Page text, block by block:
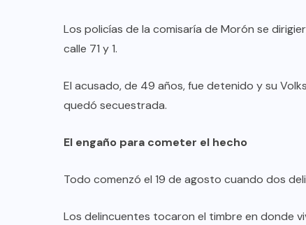
Los policías de la comisaría de Morón se
calle 71 y 1.
El acusado, de 49 años, fue detenido y su
quedó secuestrada.
El engaño para cometer el hecho
Todo comenzó el 19 de agosto cuando dos
Los delincuentes tocaron el timbre en donde